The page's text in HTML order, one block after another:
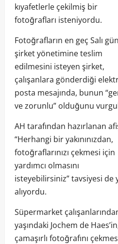
kıyafetlerle çekilmiş bir
fotoğrafları isteniyordu.
Fotoğrafların en geç Salı
şirket yönetimine teslim
edilmesini isteyen şirket,
çalışanlara gönderdiği
posta mesajında, bunun
ve zorunlu” olduğunu
AH tarafından hazırlanan
“Herhangi bir yakınınızdan,
fotoğraflarınızı çekmesi için
yardımcı olmasını
isteyebilirsiniz” tavsiyesi de
alıyordu.
Süpermarket
yaşındaki Jochem de
çamaşırlı fotoğrafını